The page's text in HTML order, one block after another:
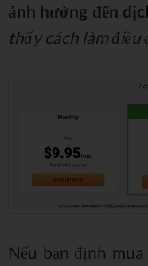
ảnh hưởng đến
thấy cách làm điều
Nếu bạn định